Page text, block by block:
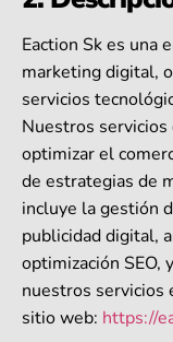
Eaction Sk es una
marketing digital,
servicios
Nuestros
optimizar el
de estrategias de
incluye la gestión
publicidad digital,
optimización SEO,
nuestros servicios
sitio web: https://